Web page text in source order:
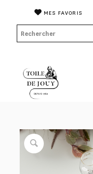
MES FAVORIS